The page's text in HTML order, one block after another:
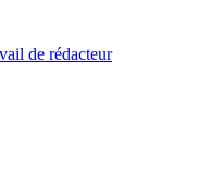
de rédacteur